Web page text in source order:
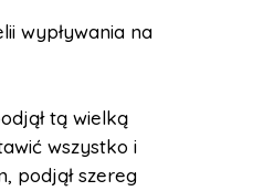
wypływania na
tą wielką
wszystko i
podjął szereg